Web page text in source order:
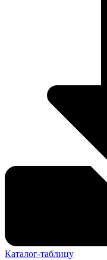
Каталог-таблицу